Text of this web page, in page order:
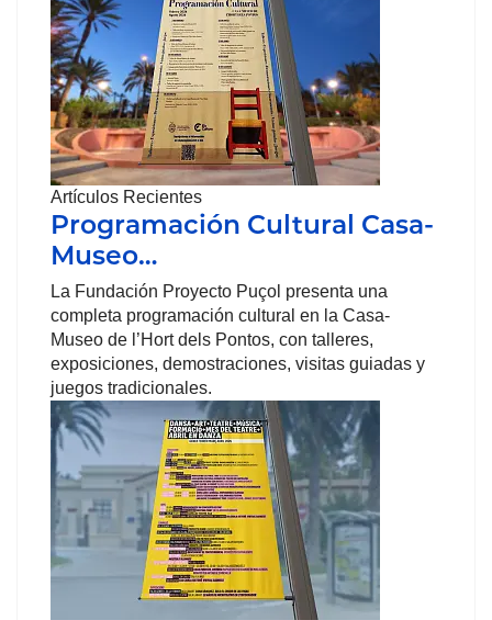
Artículos Recientes
Programación Cultural Casa-
Museo…
La Fundación Proyecto Puçol presenta una
completa programación cultural en la Casa-
Museo de l’Hort dels Pontos, con talleres,
exposiciones, demostraciones, visitas guiadas y
juegos tradicionales.